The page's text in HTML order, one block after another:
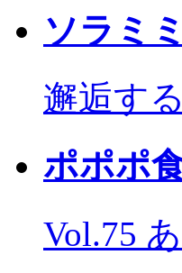
ソラミ
邂逅す
ポポポ
Vol.75